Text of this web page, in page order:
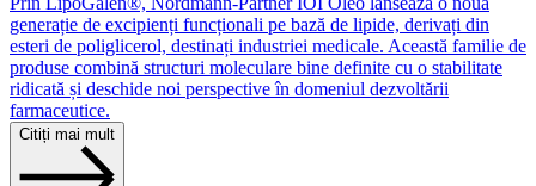
generație de excipienți funcționali pe bază de lipide, derivați din
esteri de poliglicerol, destinați industriei medicale. Această familie de
produse combină structuri moleculare bine definite cu o stabilitate
ridicată și deschide noi perspective în domeniul dezvoltării
farmaceutice.
Citiți mai mult